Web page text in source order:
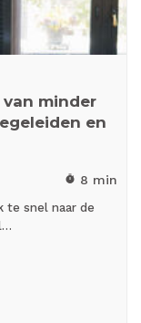
minder
en
timer 8 min
te snel naar de